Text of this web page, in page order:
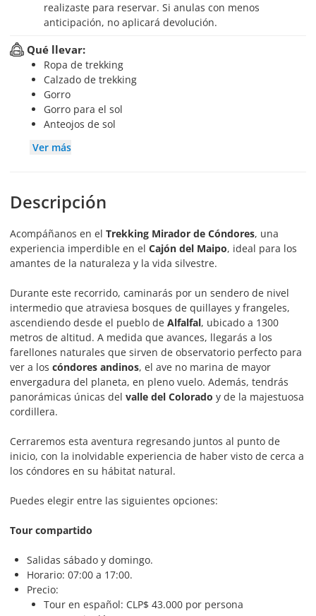
realizaste para reservar. Si anulas con menos
anticipación, no aplicará devolución.
Qué llevar:
Ropa de trekking
Calzado de trekking
Gorro
Gorro para el sol
Anteojos de sol
Ver más
Descripción
Acompáñanos en el Trekking Mirador de Cóndores, una
experiencia imperdible en el Cajón del Maipo, ideal para los
amantes de la naturaleza y la vida silvestre.
Durante este recorrido, caminarás por un sendero de nivel
intermedio que atraviesa bosques de quillayes y frangeles,
ascendiendo desde el pueblo de Alfalfal, ubicado a 1300
metros de altitud. A medida que avances, llegarás a los
farellones naturales que sirven de observatorio perfecto para
ver a los cóndores andinos, el ave no marina de mayor
envergadura del planeta, en pleno vuelo. Además, tendrás
panorámicas únicas del valle del Colorado y de la majestuosa
cordillera.
Cerraremos esta aventura regresando juntos al punto de
inicio, con la inolvidable experiencia de haber visto de cerca a
los cóndores en su hábitat natural.
Puedes elegir entre las siguientes opciones:
Tour compartido
Salidas sábado y domingo.
Horario: 07:00 a 17:00.
Precio:
Tour en español: CLP$ 43.000 por persona